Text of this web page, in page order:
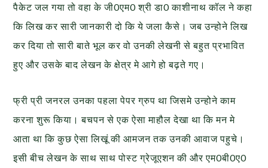
पैकेट जल गया तो वहा के जी0एम0 श्री डा0 काशीनाथ कॉल ने कहा
कि लिख कर सारी जानकारी दो कि ये जला कैसे। जब उन्होने लिख
कर दिया तो सारी बाते भूल कर वो उनकी लेखनी से बहुत प्रभावित
हुए और उसके बाद लेखन के क्षेत्र मे आगे हो बढ़ते गए।
फ्री प्री जनरल उनका पहला पेपर ग्रुप था जिसमे उन्होने काम
करना शुरू किया। बचपन से एक ऐसा माहौल देखा था कि मन मे
आता था कि कुछ ऐसा लिखूं की आमजन तक उनकी आवाज पहुचे।
इसी बीच लेखन के साथ साथ पोस्ट ग्रेजूएशन की और एम0बी0ए0